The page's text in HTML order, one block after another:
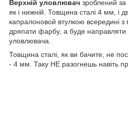
Верхній уловлювач зроблений за
як і нижній. Товщина сталі 4 мм, і
капралоновой втулкою всередині
дряпати фарбу, а буде направляти
уловлювача.
Товщина сталі, як ви бачите, не
- 4 мм. Таку НЕ разогнешь навіть